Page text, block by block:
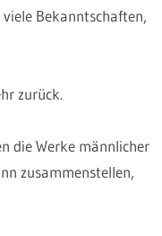
Bekanntschaften,
zurück.
die Werke männlicher
zusammenstellen,